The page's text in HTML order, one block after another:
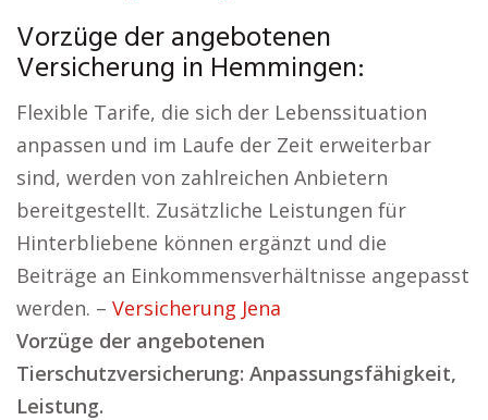
Vorzüge der angebotenen
Versicherung in Hemmingen:
Flexible Tarife, die sich der Lebenssituation
anpassen und im Laufe der Zeit erweiterbar
sind, werden von zahlreichen Anbietern
bereitgestellt. Zusätzliche Leistungen für
Hinterbliebene können ergänzt und die
Beiträge an Einkommensverhältnisse angepasst
werden. – Versicherung Jena
Vorzüge der angebotenen
Tierschutzversicherung: Anpassungsfähigkeit,
Leistung.